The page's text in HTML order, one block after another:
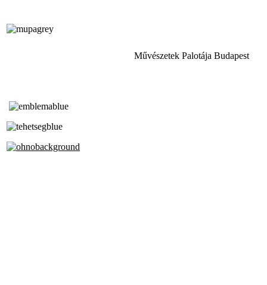
Művészetek Palotája Budapest